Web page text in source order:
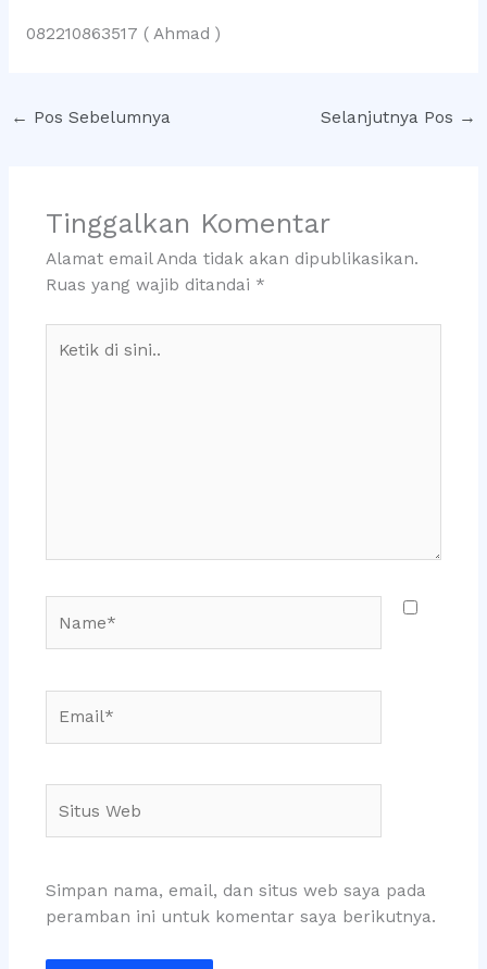
082210863517 ( Ahmad )
← Pos Sebelumnya Selanjutnya Pos →
Tinggalkan Komentar
Alamat email Anda tidak akan dipublikasikan.
Ruas yang wajib ditandai *
Web
Simpan nama, email, dan situs web saya pada
peramban ini untuk komentar saya berikutnya.